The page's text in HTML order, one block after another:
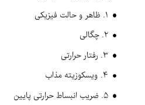
۱. ظاهر و حالت فیزیکی
۲. چگالی
۳. رفتار حرارتی
۴. ویسکوزیته مذاب
۵. ضریب انبساط حرارتی پایین